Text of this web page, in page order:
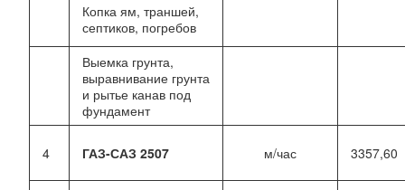
Копка ям, траншей,
септиков, погребов
Выемка грунта,
выравнивание грунта
и рытье канав под
фундамент
4 ГАЗ-САЗ 2507 м/час 3357,60